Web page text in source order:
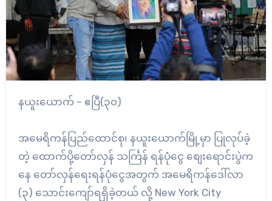
နယူးယောက် – ဧပြီ(၃၀)
အမေရိကန်ပြည်ထောင်စု၊ နယူးယောက်မြို့မှာ ပြုလုပ်ခဲ့
တဲ့ ထောက်ပို့တော်လှန် သင်္ကြန် ရန်ပုံငွေ စျေးရောင်းပွဲက
နေ တော်လှန်ရေးရန်ပုံငွေအတွက် အမေရိကန်ဒေါ်လာ
(၃) သောင်းကျော်ရရှိခဲ့တယ် လို့ New York City